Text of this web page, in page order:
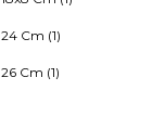
24 Cm (1)
26 Cm (1)